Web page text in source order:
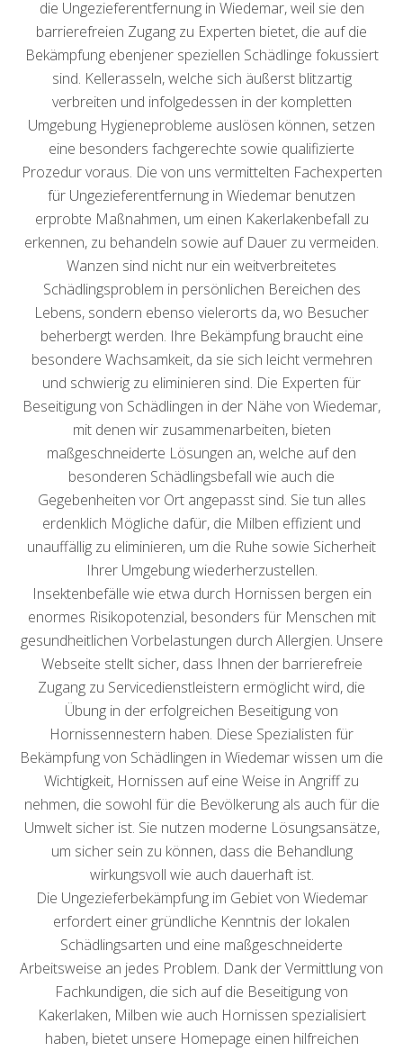
die Ungezieferentfernung in Wiedemar, weil sie den
barrierefreien Zugang zu Experten bietet, die auf die
Bekämpfung ebenjener speziellen Schädlinge fokussiert
sind. Kellerasseln, welche sich äußerst blitzartig
verbreiten und infolgedessen in der kompletten
Umgebung Hygieneprobleme auslösen können, setzen
eine besonders fachgerechte sowie qualifizierte
Prozedur voraus. Die von uns vermittelten Fachexperten
für Ungezieferentfernung in Wiedemar benutzen
erprobte Maßnahmen, um einen Kakerlakenbefall zu
erkennen, zu behandeln sowie auf Dauer zu vermeiden.
Wanzen sind nicht nur ein weitverbreitetes
Schädlingsproblem in persönlichen Bereichen des
Lebens, sondern ebenso vielerorts da, wo Besucher
beherbergt werden. Ihre Bekämpfung braucht eine
besondere Wachsamkeit, da sie sich leicht vermehren
und schwierig zu eliminieren sind. Die Experten für
Beseitigung von Schädlingen in der Nähe von Wiedemar,
mit denen wir zusammenarbeiten, bieten
maßgeschneiderte Lösungen an, welche auf den
besonderen Schädlingsbefall wie auch die
Gegebenheiten vor Ort angepasst sind. Sie tun alles
erdenklich Mögliche dafür, die Milben effizient und
unauffällig zu eliminieren, um die Ruhe sowie Sicherheit
Ihrer Umgebung wiederherzustellen.
Insektenbefälle wie etwa durch Hornissen bergen ein
enormes Risikopotenzial, besonders für Menschen mit
gesundheitlichen Vorbelastungen durch Allergien. Unsere
Webseite stellt sicher, dass Ihnen der barrierefreie
Zugang zu Servicedienstleistern ermöglicht wird, die
Übung in der erfolgreichen Beseitigung von
Hornissennestern haben. Diese Spezialisten für
Bekämpfung von Schädlingen in Wiedemar wissen um die
Wichtigkeit, Hornissen auf eine Weise in Angriff zu
nehmen, die sowohl für die Bevölkerung als auch für die
Umwelt sicher ist. Sie nutzen moderne Lösungsansätze,
um sicher sein zu können, dass die Behandlung
wirkungsvoll wie auch dauerhaft ist.
Die Ungezieferbekämpfung im Gebiet von Wiedemar
erfordert einer gründliche Kenntnis der lokalen
Schädlingsarten und eine maßgeschneiderte
Arbeitsweise an jedes Problem. Dank der Vermittlung von
Fachkundigen, die sich auf die Beseitigung von
Kakerlaken, Milben wie auch Hornissen spezialisiert
haben, bietet unsere Homepage einen hilfreichen